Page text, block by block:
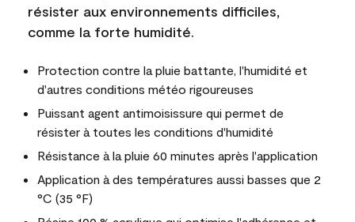
résister aux environnements difficiles,
comme la forte humidité.
Protection contre la pluie battante, l'humidité et
d'autres conditions météo rigoureuses
Puissant agent antimoisissure qui permet de
résister à toutes les conditions d'humidité
Résistance à la pluie 60 minutes après l'application
Application à des températures aussi basses que 2
°C (35 °F)